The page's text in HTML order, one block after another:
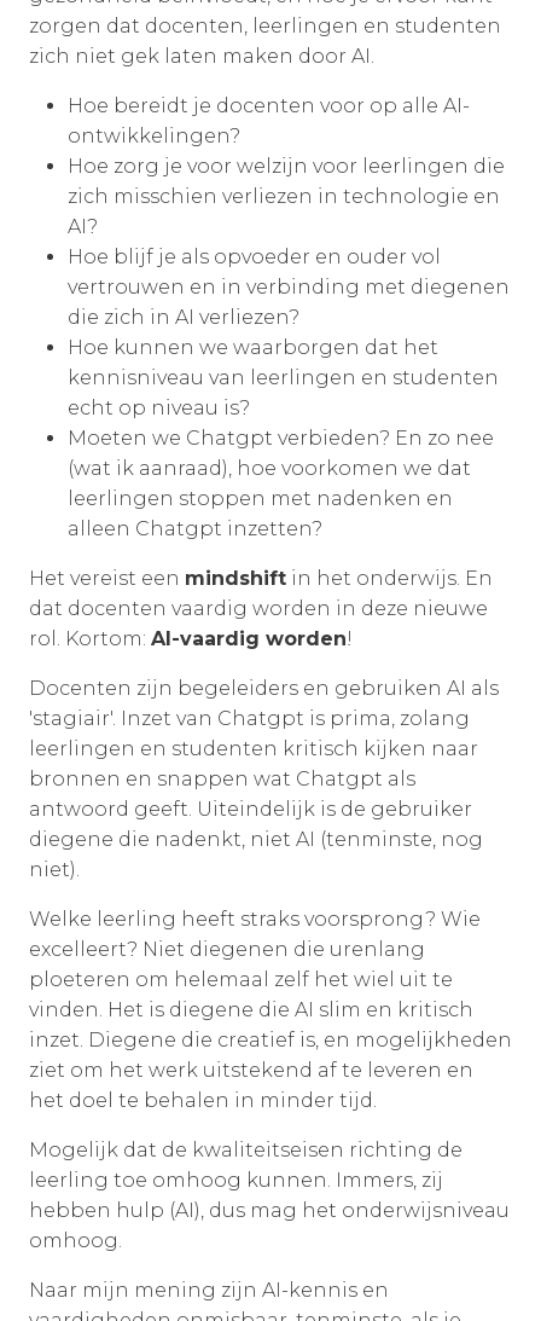
zorgen dat docenten, leerlingen en studenten
zich niet gek laten maken door AI.
Hoe bereidt je docenten voor op alle AI-
ontwikkelingen?
Hoe zorg je voor welzijn voor leerlingen die
zich misschien verliezen in technologie en
AI?
Hoe blijf je als opvoeder en ouder vol
vertrouwen en in verbinding met diegenen
die zich in AI verliezen?
Hoe kunnen we waarborgen dat het
kennisniveau van leerlingen en studenten
echt op niveau is?
Moeten we Chatgpt verbieden? En zo nee
(wat ik aanraad), hoe voorkomen we dat
leerlingen stoppen met nadenken en
alleen Chatgpt inzetten?
Het vereist een mindshift in het onderwijs. En
dat docenten vaardig worden in deze nieuwe
rol. Kortom: AI-vaardig worden!
Docenten zijn begeleiders en gebruiken AI als
'stagiair'. Inzet van Chatgpt is prima, zolang
leerlingen en studenten kritisch kijken naar
bronnen en snappen wat Chatgpt als
antwoord geeft. Uiteindelijk is de gebruiker
diegene die nadenkt, niet AI (tenminste, nog
niet).
Welke leerling heeft straks voorsprong? Wie
excelleert? Niet diegenen die urenlang
ploeteren om helemaal zelf het wiel uit te
vinden. Het is diegene die AI slim en kritisch
inzet. Diegene die creatief is, en mogelijkheden
ziet om het werk uitstekend af te leveren en
het doel te behalen in minder tijd.
Mogelijk dat de kwaliteitseisen richting de
leerling toe omhoog kunnen. Immers, zij
hebben hulp (AI), dus mag het onderwijsniveau
omhoog.
Naar mijn mening zijn AI-kennis en